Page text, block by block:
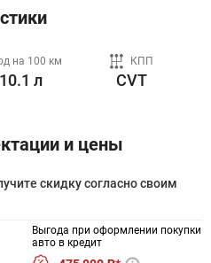
на 100 км
л
КПП
CVT
и цены
скидку согласно своим
Выгода при оформлении покупки
авто в кредит